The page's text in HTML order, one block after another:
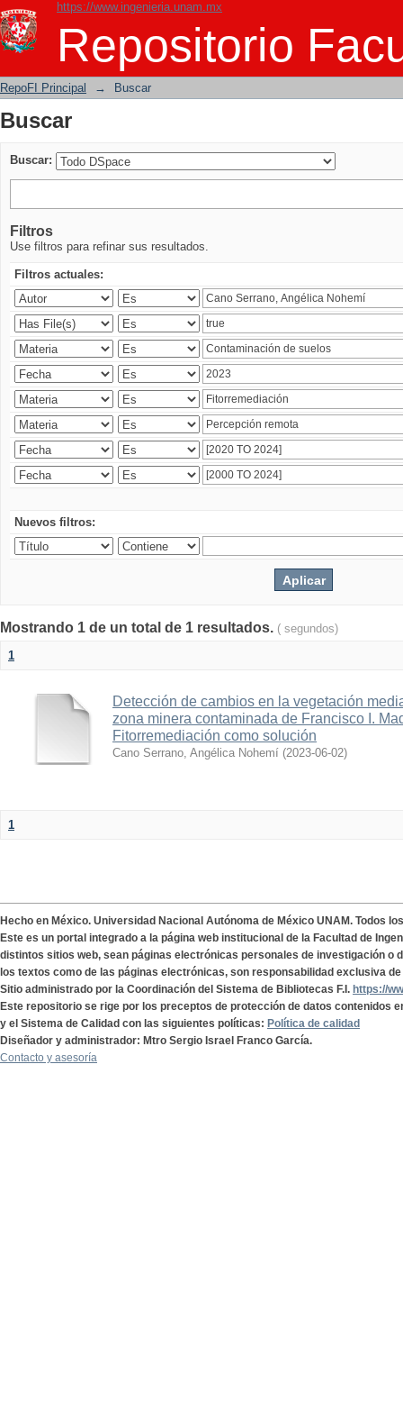
https://www.ingenieria.unam.mx
Repositorio
Buscar
RepoFI Principal → Buscar
Buscar
Buscar:
Filtros
Use filtros para refinar sus resultados.
Filtros actuales:
Nuevos filtros:
Mostrando 1 de un total de 1 resultados. ( segundos)
1
Detección de cambios en la vegetación
zona minera contaminada de Francisco I.
Fitorremediación como solución
Cano Serrano, Angélica Nohemí (2023-06-02)
1
Hecho en México. Universidad Nacional Autónoma de México UNAM. Todos
Este es un portal integrado a la página web institucional de la Facultad de
distintos sitios web, sean páginas electrónicas personales de investigación o
los textos como de las páginas electrónicas, son responsabilidad exclusiva
Sitio administrado por la Coordinación del Sistema de Bibliotecas F.I. https://
Este repositorio se rige por los preceptos de protección de datos contenidos
y el Sistema de Calidad con las siguientes políticas: Política de calidad
Diseñador y administrador: Mtro Sergio Israel Franco García.
Contacto y asesoría